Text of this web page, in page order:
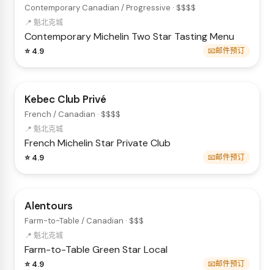
Contemporary Canadian / Progressive · $$$$
📍 魁北克城
ContemporaryMichelin Two Star Tasting Menu
⭐ 4.9 📧邮件预订
Kebec Club Privé
French / Canadian · $$$$
📍 魁北克城
French Michelin StarPrivate Club
⭐ 4.9 📧邮件预订
Alentours
Farm-to-Table / Canadian · $$$
📍 魁北克城
Farm-to-Table Green StarLocal
⭐ 4.9 📧邮件预订